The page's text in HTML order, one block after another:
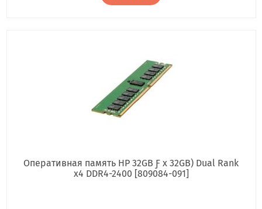
Оперативная память HP 32GB Ƒ x 32GB) Dual Rank
x4 DDR4-2400 [809084-091]